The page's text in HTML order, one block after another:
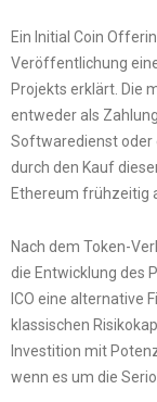
Ein Initial Coin
Veröffentlichung
Projekts erklärt. Die
entweder als
Softwaredienst oder
durch den Kauf
Ethereum frühzeitig
Nach dem Token-
die Entwicklung des
ICO eine alternative
klassischen
Investition mit
wenn es um die